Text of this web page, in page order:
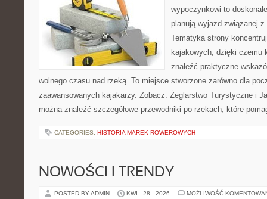
wypoczynkowi to
planują wyjazd związanej
Tematyka strony
kajakowych, dzięki czemu
znaleźć praktyczne
wolnego czasu nad rzeką. To miejsce stworzone zarówno dla
zaawansowanych kajakarzy. Zobacz: Żeglarstwo Turystyczne i
można znaleźć szczegółowe przewodniki po rzekach, które
CATEGORIES: HISTORIA MAREK ROWEROWYCH
NOWOŚCI I TRENDY
POSTED BY ADMIN KWI - 28 - 2026 MOŻLIWOŚĆ